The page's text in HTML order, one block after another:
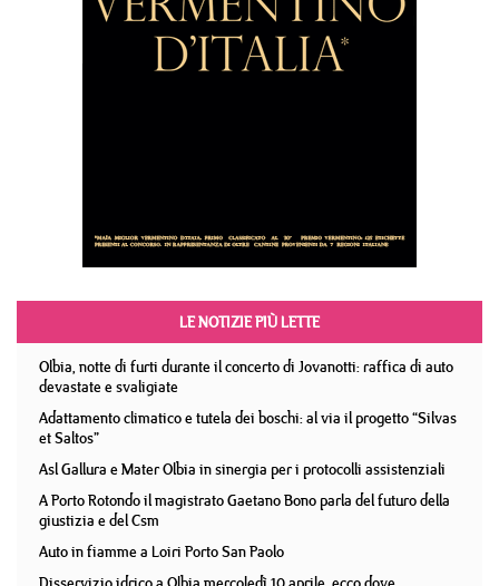
LE NOTIZIE PIÙ LETTE
Olbia, notte di furti durante il concerto di Jovanotti: raffica di auto
devastate e svaligiate
Adattamento climatico e tutela dei boschi: al via il progetto “Silvas
et Saltos”
Asl Gallura e Mater Olbia in sinergia per i protocolli assistenziali
A Porto Rotondo il magistrato Gaetano Bono parla del futuro della
giustizia e del Csm
Auto in fiamme a Loiri Porto San Paolo